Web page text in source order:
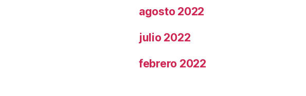
agosto 2022
julio 2022
febrero 2022